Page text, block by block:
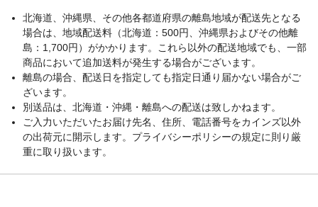
北海道、沖縄県、その他各都道府県の離島地域が配送先となる
場合は、地域配送料（北海道：500円、沖縄県およびその他離
島：1,700円）がかかります。これら以外の配送地域でも、一部
商品において追加送料が発生する場合がございます。
離島の場合、配送日を指定しても指定日通り届かない場合がご
ざいます。
別送品は、北海道・沖縄・離島への配送は致しかねます。
ご入力いただいたお届け先名、住所、電話番号をカインズ以外
の出荷元に開示します。プライバシーポリシーの規定に則り厳
重に取り扱います。